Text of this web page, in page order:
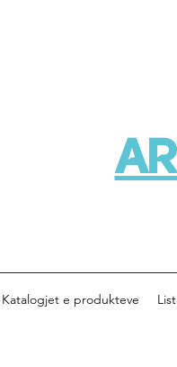
Katalogjet e produkteve